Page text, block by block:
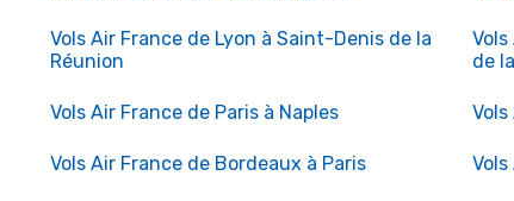
Vols Air France de Lyon à Saint-Denis de la
Réunion
de
Vols Air France de Paris à Naples
Vols Air France de Bordeaux à Paris